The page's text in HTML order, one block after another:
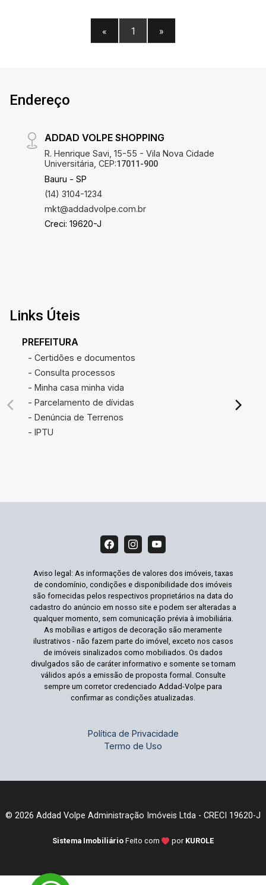
Espaço gourmet com churrasqueira e piscina
aquecida com hidromassagem, WC externo.
« 1 »
Endereço
ADDAD VOLPE SHOPPING
R. Henrique Savi, 15-55 - Vila Nova Cidade
Universitária, CEP:17011-900
Bauru - SP
(14) 3104-1234
mkt@addadvolpe.com.br
Creci: 19620-J
Links Úteis
PREFEITURA
- Certidões e documentos
- Consulta processos
- Minha casa minha vida
- Parcelamento de dívidas
- Denúncia de Terrenos
- IPTU
Aviso legal: As informações de valores dos imóveis, taxas
de condomínio, condições e disponibilidade dos imóveis
são fornecidas pelos respectivos proprietários na data do
cadastro do anúncio em nosso site e podem ser alteradas a
qualquer momento, sem comunicação prévia à imobiliária.
As mobílias e artigos de decoração são meramente
ilustrativos - não fazem parte do imóvel, exceto nos casos
de imóveis sinalizados como mobiliados. Os dados
divulgados são de caráter informativo e somente se tornam
válidos após a emissão de proposta formal. Consulte
sempre um corretor credenciado Addad-Volpe para
confirmar as condições atualizadas.
Política de Privacidade
Termo de Uso
© 2026 Addad Volpe Administração Imóveis Ltda - CRECI 19620-J
Sistema Imobiliário Feito com por KUROLE